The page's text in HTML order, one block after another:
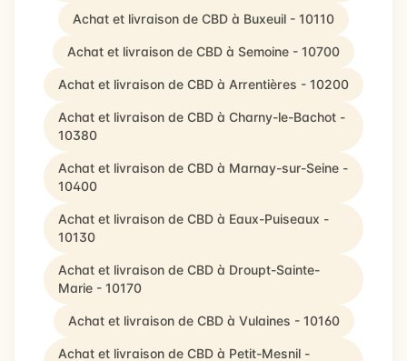
Achat et livraison de CBD à Buxeuil - 10110
Achat et livraison de CBD à Semoine - 10700
Achat et livraison de CBD à Arrentières - 10200
Achat et livraison de CBD à Charny-le-Bachot -
10380
Achat et livraison de CBD à Marnay-sur-Seine -
10400
Achat et livraison de CBD à Eaux-Puiseaux -
10130
Achat et livraison de CBD à Droupt-Sainte-
Marie - 10170
Achat et livraison de CBD à Vulaines - 10160
Achat et livraison de CBD à Petit-Mesnil -